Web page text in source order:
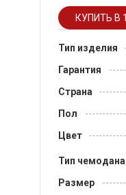
Тип изделия
Гарантия
Страна
Пол
Цвет
Тип чемодана
Размер